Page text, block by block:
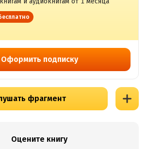
Оформить подписку
фрагмент
Оцените книгу